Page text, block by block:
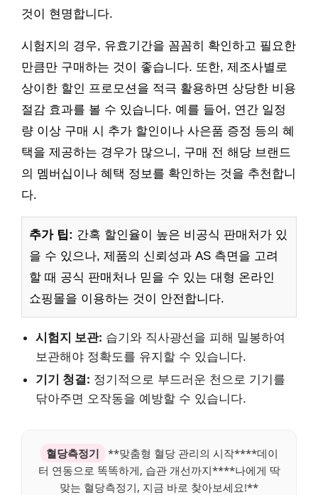
것이 현명합니다.
시험지의 경우, 유효기간을 꼼꼼히 확인하고 필요한
만큼만 구매하는 것이 좋습니다. 또한, 제조사별로
상이한 할인 프로모션을 적극 활용하면 상당한 비용
절감 효과를 볼 수 있습니다. 예를 들어, 연간 일정
량 이상 구매 시 추가 할인이나 사은품 증정 등의 혜
택을 제공하는 경우가 많으니, 구매 전 해당 브랜드
의 멤버십이나 혜택 정보를 확인하는 것을 추천합니
다.
추가 팁: 간혹 할인율이 높은 비공식 판매처가 있
을 수 있으나, 제품의 신뢰성과 AS 측면을 고려
할 때 공식 판매처나 믿을 수 있는 대형 온라인
쇼핑몰을 이용하는 것이 안전합니다.
시험지 보관: 습기와 직사광선을 피해 밀봉하여
보관해야 정확도를 유지할 수 있습니다.
기기 청결: 정기적으로 부드러운 천으로 기기를
닦아주면 오작동을 예방할 수 있습니다.
혈당측정기
**맞춤형 혈당 관리의 시작****데이
터 연동으로 똑똑하게, 습관 개선까지****나에게 딱
맞는 혈당측정기, 지금 바로 찾아보세요!**